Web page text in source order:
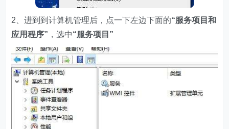
2、进到到计算机管理后，点一下左边下面的“服务项目和
应用程序” ，选中“服务项目”